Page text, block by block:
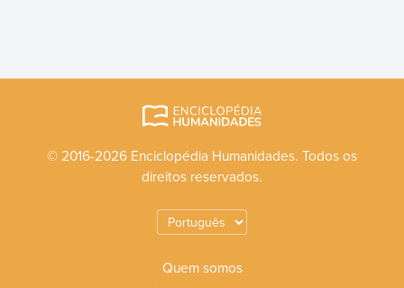
© 2016-2026 Enciclopédia Humanidades. Todos os
direitos reservados.
Quem somos